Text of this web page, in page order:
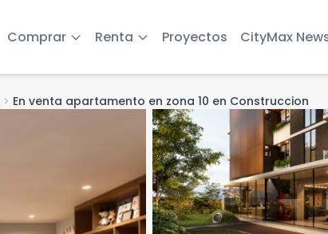
Comprar Renta Proyectos CityMax
chevron_right En venta apartamento en zona 10 en Construccion